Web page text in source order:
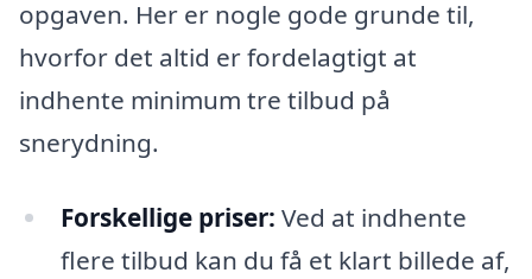
opgaven. Her er nogle gode grunde til,
hvorfor det altid er fordelagtigt at
indhente minimum tre tilbud på
snerydning.
Forskellige priser: Ved at indhente
flere tilbud kan du få et klart billede af,